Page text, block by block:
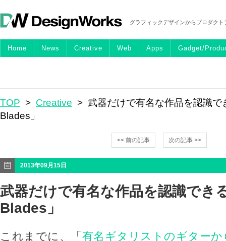
グラフィックデザインからプロダク
Home News Creative Web Apps Gadget/
TOP > Creative > 武器だけで有名な作品を認識で
Blades」
<< 前の記事 次の記事 >>
2013年09月15日
武器だけで有名な作品を認識でき
Blades」
これまでに、「 有名ギタリストのギター